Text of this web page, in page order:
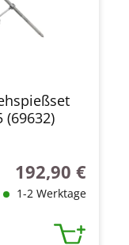
(69632)
Regulärer Preis:
192,90 €
1-2 Werktage